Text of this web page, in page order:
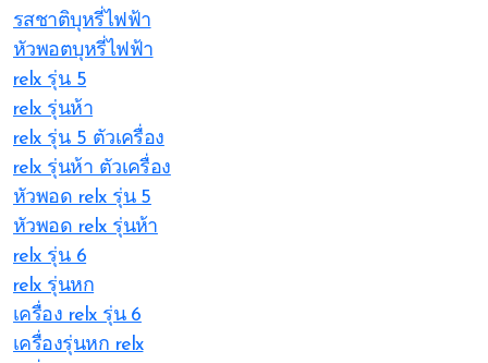
รสชาติบุหรี่ไฟฟ้า
หัวพอตบุหรี่ไฟฟ้า
relx รุ่น 5
relx รุ่นห้า
relx รุ่น 5 ตัวเครื่อง
relx รุ่นห้า ตัวเครื่อง
หัวพอด relx รุ่น 5
หัวพอด relx รุ่นห้า
relx รุ่น 6
relx รุ่นหก
เครื่อง relx รุ่น 6
เครื่องรุ่นหก relx